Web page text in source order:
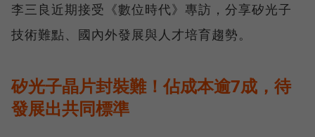
李三良近期接受《數位時代》專訪，分享矽光子
技術難點、國內外發展與人才培育趨勢。
矽光子晶片封裝難！佔成本逾7成，待
發展出共同標準